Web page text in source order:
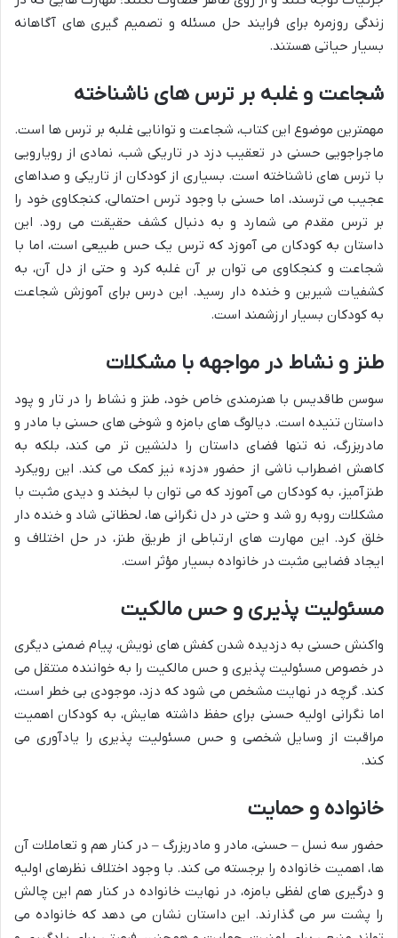
زندگی روزمره برای فرایند حل مسئله و تصمیم گیری های آگاهانه
بسیار حیاتی هستند.
شجاعت و غلبه بر ترس های ناشناخته
مهمترین موضوع این کتاب، شجاعت و توانایی غلبه بر ترس ها است.
ماجراجویی حسنی در تعقیب دزد در تاریکی شب، نمادی از رویارویی
با ترس های ناشناخته است. بسیاری از کودکان از تاریکی و صداهای
عجیب می ترسند، اما حسنی با وجود ترس احتمالی، کنجکاوی خود را
بر ترس مقدم می شمارد و به دنبال کشف حقیقت می رود. این
داستان به کودکان می آموزد که ترس یک حس طبیعی است، اما با
شجاعت و کنجکاوی می توان بر آن غلبه کرد و حتی از دل آن، به
کشفیات شیرین و خنده دار رسید. این درس برای آموزش شجاعت
به کودکان بسیار ارزشمند است.
طنز و نشاط در مواجهه با مشکلات
سوسن طاقدیس با هنرمندی خاص خود، طنز و نشاط را در تار و پود
داستان تنیده است. دیالوگ های بامزه و شوخی های حسنی با مادر و
مادربزرگ، نه تنها فضای داستان را دلنشین تر می کند، بلکه به
کاهش اضطراب ناشی از حضور «دزد» نیز کمک می کند. این رویکرد
طنزآمیز، به کودکان می آموزد که می توان با لبخند و دیدی مثبت با
مشکلات روبه رو شد و حتی در دل نگرانی ها، لحظاتی شاد و خنده دار
خلق کرد. این مهارت های ارتباطی از طریق طنز، در حل اختلاف و
ایجاد فضایی مثبت در خانواده بسیار مؤثر است.
مسئولیت پذیری و حس مالکیت
واکنش حسنی به دزدیده شدن کفش های نویش، پیام ضمنی دیگری
در خصوص مسئولیت پذیری و حس مالکیت را به خواننده منتقل می
کند. گرچه در نهایت مشخص می شود که دزد، موجودی بی خطر است،
اما نگرانی اولیه حسنی برای حفظ داشته هایش، به کودکان اهمیت
مراقبت از وسایل شخصی و حس مسئولیت پذیری را یادآوری می
کند.
خانواده و حمایت
حضور سه نسل – حسنی، مادر و مادربزرگ – در کنار هم و تعاملات آن
ها، اهمیت خانواده را برجسته می کند. با وجود اختلاف نظرهای اولیه
و درگیری های لفظی بامزه، در نهایت خانواده در کنار هم این چالش
را پشت سر می گذارند. این داستان نشان می دهد که خانواده می